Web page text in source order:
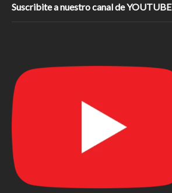
Suscribite a nuestro canal de YOUTUBE